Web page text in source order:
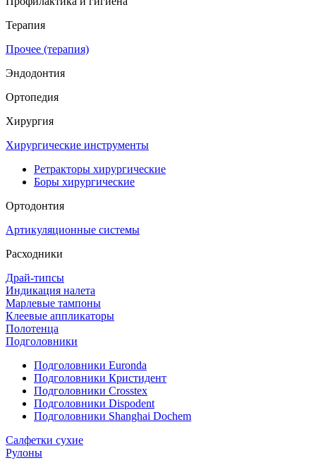
Терапия
Прочее (терапия)
Эндодонтия
Ортопедия
Хирургия
Хирургические инструменты
Ретракторы хирургические
Боры хирургические
Ортодонтия
Артикуляционные системы
Расходники
Драй-типсы
Индикация налета
Марлевые тампоны
Клеевые аппликаторы
Полотенца
Подголовники
Подголовники Euronda
Подголовники Кристидент
Подголовники Crosstex
Подголовники Dispodent
Подголовники Shanghai Dochem
Салфетки сухие
Рулоны